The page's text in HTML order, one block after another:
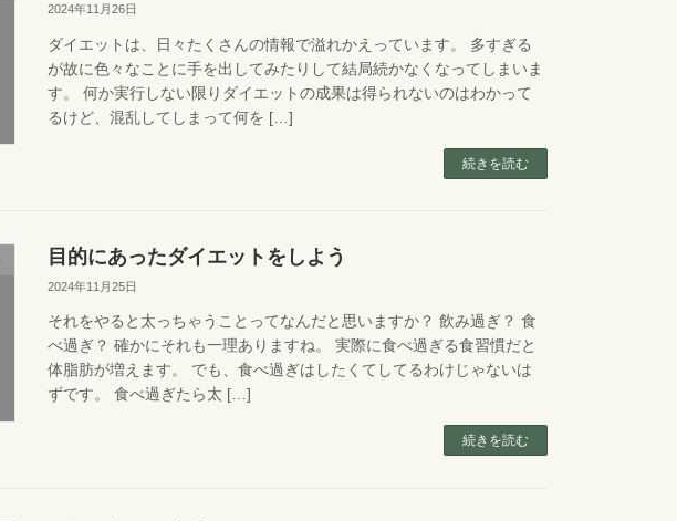
2024年11月26日
ダイエットは、日々たくさんの情報で溢れかえっています。 多すぎる
が故に色々なことに手を出してみたりして結局続かなくなってしまいま
す。 何か実行しない限りダイエットの成果は得られないのはわかって
るけど、混乱してしまって何を […]
続きを読む
目的にあったダイエットをしよう
2024年11月25日
それをやると太っちゃうことってなんだと思いますか？ 飲み過ぎ？ 食
べ過ぎ？ 確かにそれも一理ありますね。 実際に食べ過ぎる食習慣だと
体脂肪が増えます。 でも、食べ過ぎはしたくてしてるわけじゃないは
ずです。 食べ過ぎたら太 […]
続きを読む